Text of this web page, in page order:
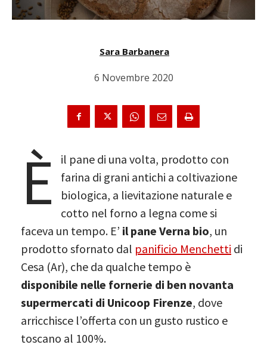
Sara Barbanera
6 Novembre 2020
È
il pane di una volta, prodotto con
farina di grani antichi a coltivazione
biologica, a lievitazione naturale e
cotto nel forno a legna come si
faceva un tempo. E’ il pane Verna bio, un
prodotto sfornato dal panificio Menchetti di
Cesa (Ar), che da qualche tempo è
disponibile nelle fornerie di ben novanta
supermercati di Unicoop Firenze, dove
arricchisce l’offerta con un gusto rustico e
toscano al 100%.